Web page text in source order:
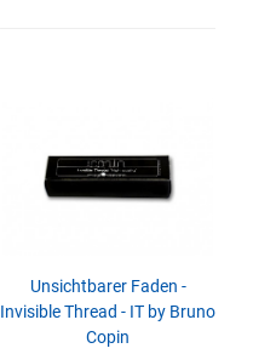
Unsichtbarer Faden -
Invisible Thread - IT by Bruno
Copin